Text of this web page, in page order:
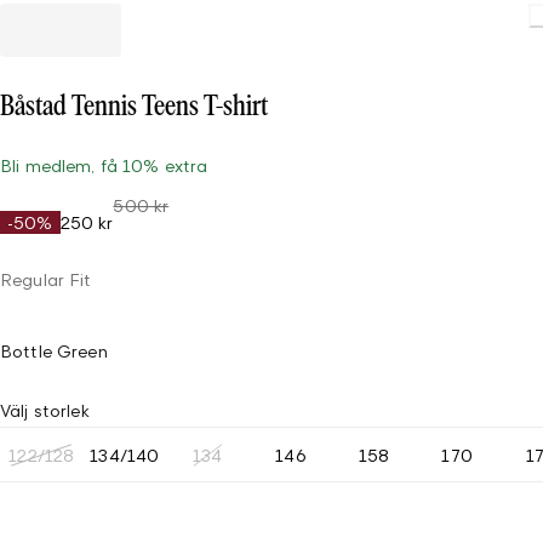
Båstad Tennis Teens T-shirt
Bli medlem, få 10% extra
-50% 250 kr
500 kr
Regular Fit
Bottle Green
Välj storlek
122/128 134/140 134 146 158 170